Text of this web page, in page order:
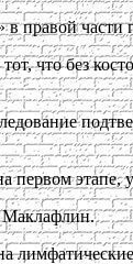
в правой части
что без
первом
Маклафлин.